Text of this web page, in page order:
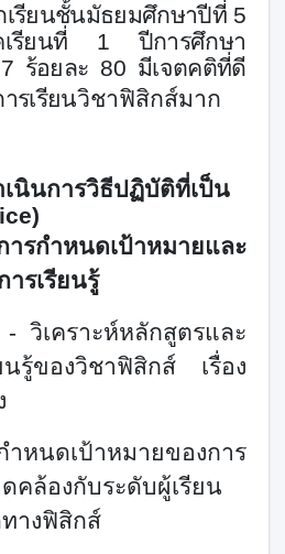
เรียนชั้นมัธยมศึกษาปีที่ 5
เรียนที่ 1ปีการศึกษา
ร้อยละ 80 มีเจตคติที่ดี
รเรียนวิชาฟิสิกส์มาก
นินการวิธีปฏิบัติที่เป็น
)
ารกำหนดเป้าหมายและ
รเรียนรู้
ะห์หลักสูตรและ
นรู้ของวิชาฟิสิกส์ เรื่อง
ดเป้าหมายของการ
คล้องกับระดับผู้เรียน
างฟิสิกส์